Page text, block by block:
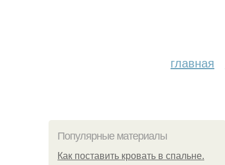
главная
Популярные материалы
Как поставить кровать в спальне.